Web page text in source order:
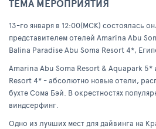
ТЕМА МЕРОПРИЯТИЯ
13-го января в 12:00(МСК) состоялась
представителем отелей Amarina Abu
Balina Paradise Abu Soma Resort 4*,
Amarina Abu Soma Resort & Aquapark 5*
Resort 4* - абсолютно новые отели,
бухте Сома Бэй. В окрестностях
виндсерфинг.
Одно из лучших мест для дайвинга на